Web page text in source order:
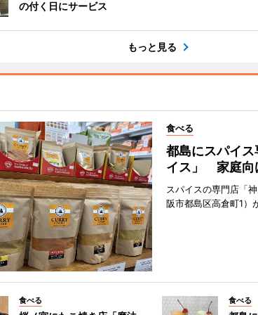
の付く日にサービス
もっと見る
食べる
都島にスパイ
イス」 家庭向
スパイスの専門店「
阪市都島区高倉町1）
食べる 食べる